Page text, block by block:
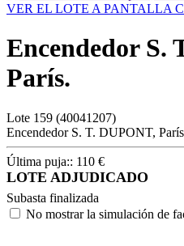
VER EL LOTE A PANTALLA
Encendedor S.
París.
Lote 159 (40041207)
Encendedor S. T. DUPONT,
Última puja:: 110 €
LOTE ADJUDICADO
Subasta finalizada
No mostrar la simulación de